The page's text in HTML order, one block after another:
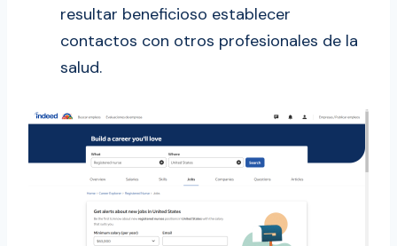
resultar beneficioso establecer
contactos con otros profesionales de la
salud.